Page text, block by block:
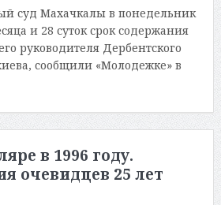
суд Махачкалы в понедельник
и 28 суток срок содержания
руководителя Дербентского
сообщили «Молодежке» в
в 1996 году.
очевидцев 25 лет